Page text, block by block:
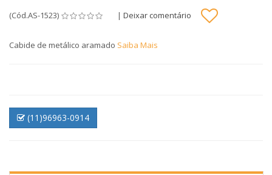
(Cód.AS-1523) | Deixar comentário
Cabide de metálico aramado Saiba Mais
(11)96963-0914